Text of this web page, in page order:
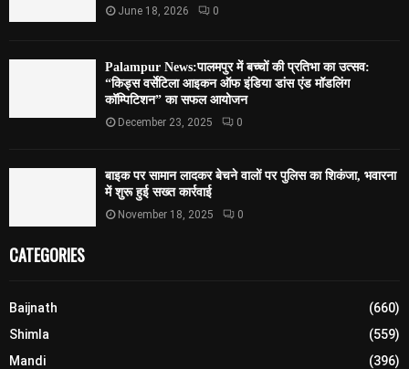
June 18, 2026 0
Palampur News:पालमपुर में बच्चों की प्रतिभा का उत्सव:
“किड्स वर्सेटिला आइकन ऑफ इंडिया डांस एंड मॉडलिंग
कॉम्पिटिशन” का सफल आयोजन
December 23, 2025 0
बाइक पर सामान लादकर बेचने वालों पर पुलिस का शिकंजा, भवारना
में शुरू हुई सख्त कार्रवाई
November 18, 2025 0
CATEGORIES
Baijnath
(660)
Shimla
(559)
Mandi
(396)